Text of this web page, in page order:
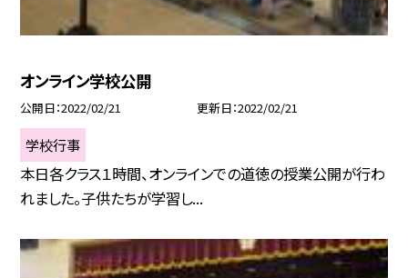
オンライン学校公開
公開日 2022/02/21 更新日 2022/02/21
学校行事
本日各クラス１時間、オンラインでの道徳の授業公開が行わ
れました。子供たちが学習し...